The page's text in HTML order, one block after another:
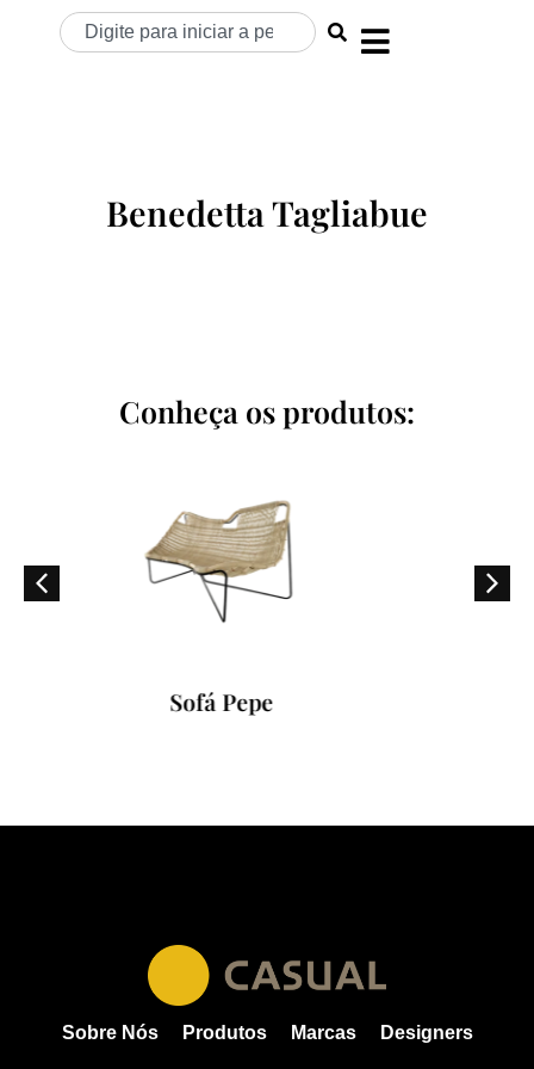
Benedetta Tagliabue
Conheça os produtos:
Sobre Nós Produtos Marcas Designers